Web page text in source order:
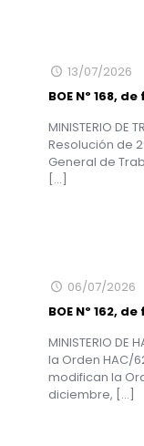
13/07/2026
BOE Nº 168,
MINISTERIO DE
Resolución de
General de
[…]
06/07/2026
BOE Nº 162,
MINISTERIO
la Orden HAC/
modifican la
diciembre, […]